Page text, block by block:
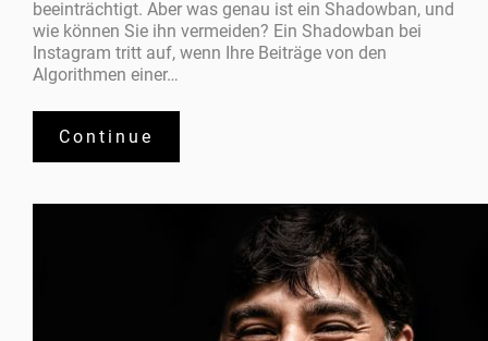
beeinträchtigt. Aber was genau ist ein Shadowban, und
wie können Sie ihn vermeiden? Ein Shadowban bei
Instagram tritt auf, wenn Ihre Beiträge von den
Algorithmen einer…
Continue